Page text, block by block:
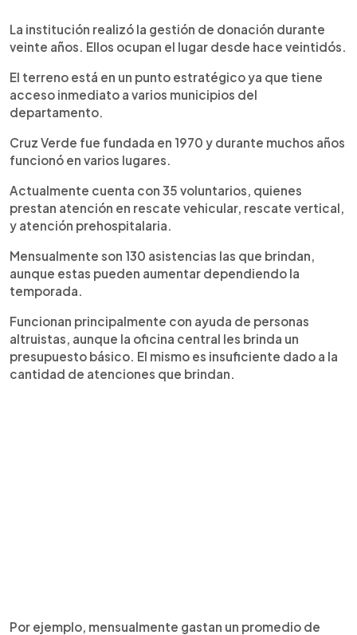
La institución realizó la gestión de donación durante
veinte años. Ellos ocupan el lugar desde hace veintidós.
El terreno está en un punto estratégico ya que tiene
acceso inmediato a varios municipios del
departamento.
Cruz Verde fue fundada en 1970 y durante muchos años
funcionó en varios lugares.
Actualmente cuenta con 35 voluntarios, quienes
prestan atención en rescate vehicular, rescate vertical,
y atención prehospitalaria.
Mensualmente son 130 asistencias las que brindan,
aunque estas pueden aumentar dependiendo la
temporada.
Funcionan principalmente con ayuda de personas
altruistas, aunque la oficina central les brinda un
presupuesto básico. El mismo es insuficiente dado a la
cantidad de atenciones que brindan.
Por ejemplo, mensualmente gastan un promedio de